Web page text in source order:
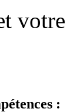
votre
: